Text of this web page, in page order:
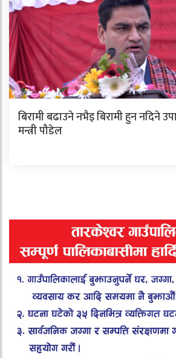
बिरामी बढाउने नभैइ बिरामी हुन नदिने
मन्त्री पौडेल